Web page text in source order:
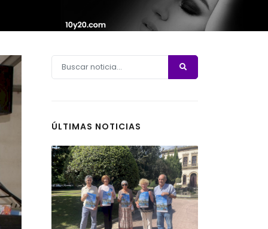
ÚLTIMAS NOTICIAS